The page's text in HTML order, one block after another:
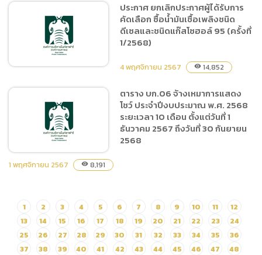
ประกาศผู้ชนะการเสนอราคา
ซื้อน้ำมันเชื้อเพลิงชนิดดีเซล
และชนิดแก๊สโซฮอล์ 95 (ครั้ง
ที่ 1-2568) โดยวิธีเฉพาะ
ประกาศ ยกเลิกประกาศผู้ได้
รับการคัดเลือก ซื้อน้ำมันเชื้อ
เพลิงชนิดดีเซลและชนิดแก๊ส
โซฮอล์ 95 (ครั้งที่ 1/2568)
ประกาศ ยกเลิกประกาศผู้ได้รับการ
คัดเลือก ซื้อน้ำมันเชื้อเพลิงชนิด
ดีเซลและชนิดแก๊สโซฮอล์ 95 (ครั้งที่
1/2568)
4 พฤศจิกายน 2567 visibility 14,852
แสดงโชว์ ประจำปีงบประมาณ
พ.ศ. 2568 ระยะเวลา 10
เดือน ตั้งแต่วันที่ 1 ธันวาคม
2567 ถึงวันที่ 30 กันยายน
ตาราง บก.06 จ้างเหมาการแสดง
โชว์ ประจำปีงบประมาณ พ.ศ. 2568
ระยะเวลา 10 เดือน ตั้งแต่วันที่ 1
ธันวาคม 2567 ถึงวันที่ 30 กันยายน
2568
1 พฤศจิกายน 2567 visibility 8,191
1 2 3 4 5 6 7 8 9 10 11
12
13
14 15 16 17 18 19 20 21 22 23
24
25
26 27 28 29 30 31 32 33 34 35
36
37
38 39 40 41 42 43 44 45 46 47
48